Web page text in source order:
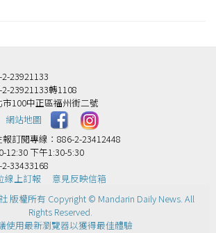
23921133
23921133轉1108
100中正區福州街二號
網站地圖
訂閱專線：886-2-23412448
12:30 下午1:30-5:30
33433168
線上訂報
意見反映信箱
版權所有 Copyright © Mandarin Daily News. All
Rights Reserved.
使用最新瀏覽器以獲得最佳體驗